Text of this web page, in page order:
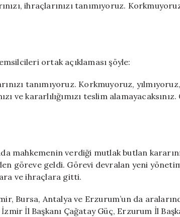
ihraçlarınızı tanımıyoruz.
ortak açıklaması şöyle:
tanımıyoruz. Korkmuyoruz,
ve kararlılığımızı teslim
mahkemenin verdiği mutlak butlan
göreve geldi. Görevi devralan yeni
ve ihraçlara gitti.
Bursa, Antalya ve Erzurum’un da
İl Başkanı Çağatay Güç, Erzurum İl